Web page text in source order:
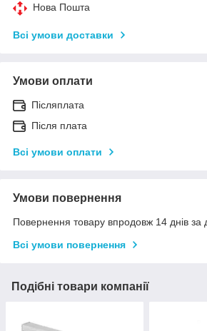
Нова Пошта
Всі умови доставки
Умови оплати
Післяплата
Після плата
Всі умови оплати
Умови повернення
Повернення товару впродовж 14 днів за
Всі умови повернення
Подібні товари компанії